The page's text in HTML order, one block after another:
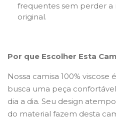
frequentes sem perder a
original.
Por que Escolher Esta
Nossa camisa 100%
busca uma peça
dia a dia. Seu design
do material fazem desta